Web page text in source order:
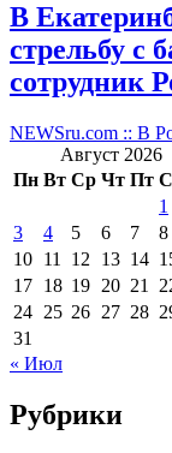
В
стрельбу с
сотрудник
NEWSru.com :: В
Август 2026
Пн Вт Ср Чт Пт
1
3
4 5 6 7 8
10 11 12 13 14
17 18 19 20 21
24 25 26 27 28
31
« Июл
Рубрики